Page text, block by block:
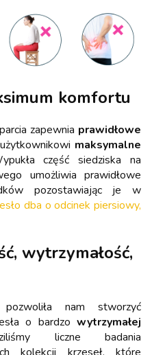
komfortu
zapewnia prawidłowe
maksymalne
część siedziska na
umożliwia prawidłowe
pozostawiając je w
dba o odcinek piersiowy,
wytrzymałość,
nam stworzyć
o bardzo wytrzymałej
liczne badania